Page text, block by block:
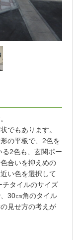
でもあります。
の平板で、2色を
2色も、玄関ポー
合いを抑えめの
い色を選択して
チタイルのサイズ
30㎝角のタイル
見せ方の考えが